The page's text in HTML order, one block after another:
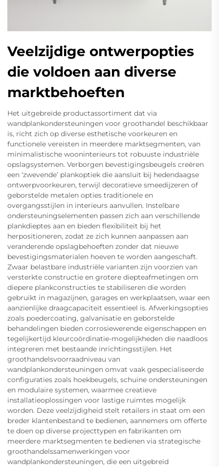
Veelzijdige ontwerpopties
die voldoen aan diverse
marktbehoeften
Het uitgebreide productassortiment dat via
wandplankondersteuningen voor groothandel beschikbaar
is, richt zich op diverse esthetische voorkeuren en
functionele vereisten in meerdere marktsegmenten, van
minimalistische wooninterieurs tot robuuste industriële
opslagsystemen. Verborgen bevestigingsbeugels creëren
een ‘zwevende’ plankoptiek die aansluit bij hedendaagse
ontwerpvoorkeuren, terwijl decoratieve smeedijzeren of
geborstelde metalen opties traditionele en
overgangsstijlen in interieurs aanvullen. Instelbare
ondersteuningselementen passen zich aan verschillende
plankdieptes aan en bieden flexibiliteit bij het
herpositioneren, zodat ze zich kunnen aanpassen aan
veranderende opslagbehoeften zonder dat nieuwe
bevestigingsmaterialen hoeven te worden aangeschaft.
Zwaar belastbare industriële varianten zijn voorzien van
versterkte constructie en grotere diepteafmetingen om
diepere plankconstructies te stabiliseren die worden
gebruikt in magazijnen, garages en werkplaatsen, waar een
aanzienlijke draagcapaciteit essentieel is. Afwerkingsopties
zoals poedercoating, galvanisatie en geborstelde
behandelingen bieden corrosiewerende eigenschappen en
tegelijkertijd kleurcoördinatie-mogelijkheden die naadloos
integreren met bestaande inrichtingsstijlen. Het
groothandelsvoorraadniveau van
wandplankondersteuningen omvat vaak gespecialiseerde
configuraties zoals hoekbeugels, schuine ondersteuningen
en modulaire systemen, waarmee creatieve
installatieoplossingen voor lastige ruimtes mogelijk
worden. Deze veelzijdigheid stelt retailers in staat om een
breder klantenbestand te bedienen, aannemers om offerte
te doen op diverse projecttypen en fabrikanten om
meerdere marktsegmenten te bedienen via strategische
groothandelssamenwerkingen voor
wandplankondersteuningen, die een uitgebreid